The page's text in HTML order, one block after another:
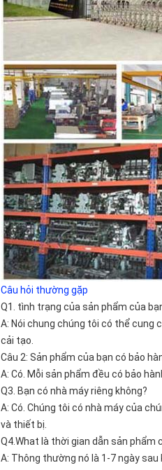
Câu hỏi thường gặp
Q1. tình trạng của sản phẩm của
A: Nói chung chúng tôi có thể cung
cải tạo.
Câu 2: Sản phẩm của bạn có bảo
A: Có. Mỗi sản phẩm đều có bảo
Q3. Bạn có nhà máy riêng không?
A: Có. Chúng tôi có nhà máy của
và thiết bị.
Q4.What là thời gian dẫn sản phẩm
A: Thông thường nó là 1-7 ngày